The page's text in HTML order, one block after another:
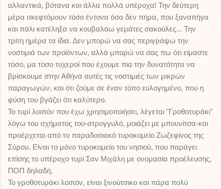
αλλαντικά, βότανα και άλλα πολλά υπέροχα! Την δεύτερη
μέρα σκεφτόμουν τόσο έντονα όσα δεν πήρα, που ξαναπήγα
και πάλι κατέληξα να κουβαλάω γεμάτες σακούλες... Την
τρίτη ημέρα τα ίδια. Δεν μπορώ να σας περιγράψω την
νοστιμιά των προϊόντων, αλλά μπορώ να σας πω ότι είμαστε
τόσο, μα τόσο τυχεροί που έχουμε πια την δυνατότητα να
βρίσκουμε στην Αθήνα αυτές τις νοστιμιές των μικρών
παραγωγών, και ότι ζούμε σε έναν τόπο ευλογημένο, που η
φύση του βγάζει ότι καλύτερο.
Το τυρί λοιπόν που έχω χρησιμοποιήσει, λέγεται "Γροθοτυράκι"
λόγω του σχήματος του-στρογγυλό, μοιάζει με μπουνίτσα-και
προέρχεται από το παραδοσιακό τυροκομείο Ζωζεφίνος της
Σύρου. Είναι το μόνο τυροκομείο του νησιού, που παράγει
επίσης το υπέροχο τυρί Σαν Μιχάλη με ονομασία προέλευσης,
ΠΟΠ δηλαδή.
Το γροθοτυράκι λοιπόν, είναι ξινούτσικο και πάρα πολύ